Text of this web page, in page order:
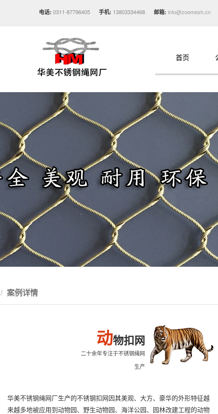
电话: 0311-87796405 手机: 13803334468 邮箱: info@zoomesh.cn
首页
案例详情
动物扣网
二十余年专注于不锈钢绳网
生产
华美不锈钢绳网厂生产的不锈钢扣网因其美观、大方、豪华的外形特征越
来越多地被应用到动物园、野生动物园、海洋公园、园林改建工程的动物